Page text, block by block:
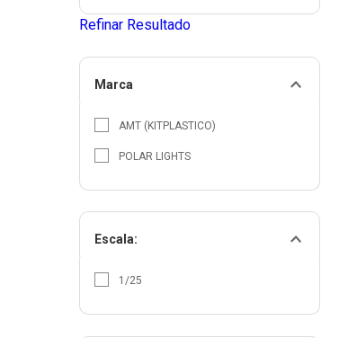
Refinar Resultado
Marca
AMT (KITPLASTICO)
POLAR LIGHTS
Escala:
1/25